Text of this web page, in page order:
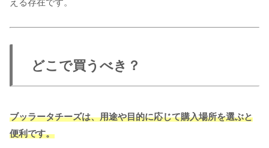
どこで買うべき？
ブッラータチーズは、用途や目的に応じて購入場所を選ぶと
便利です。